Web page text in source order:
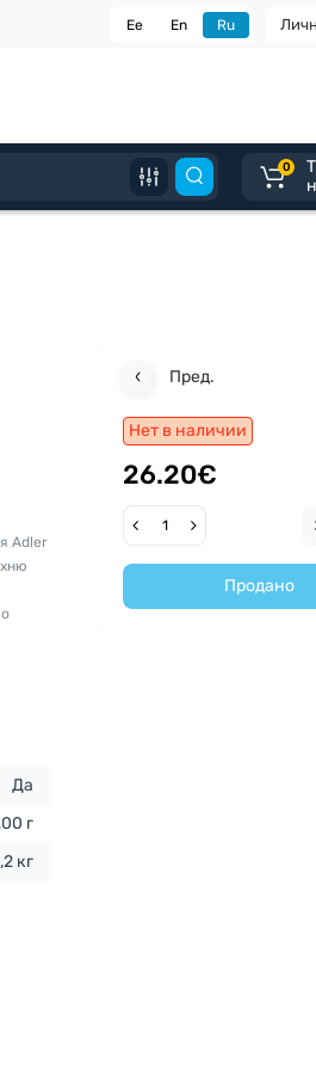
Ee En Ru
0
Adler
Да
г
кг
Пред.
Нет в наличии
26.20€
Продано